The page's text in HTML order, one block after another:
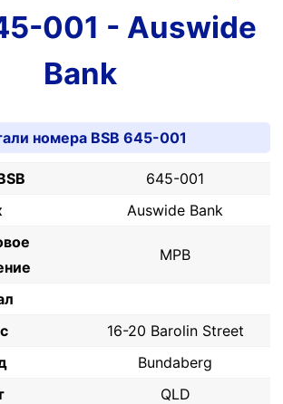
001 - Auswide
Bank
номера BSB 645-001
645-001
Auswide Bank
MPB
16-20 Barolin Street
Bundaberg
QLD